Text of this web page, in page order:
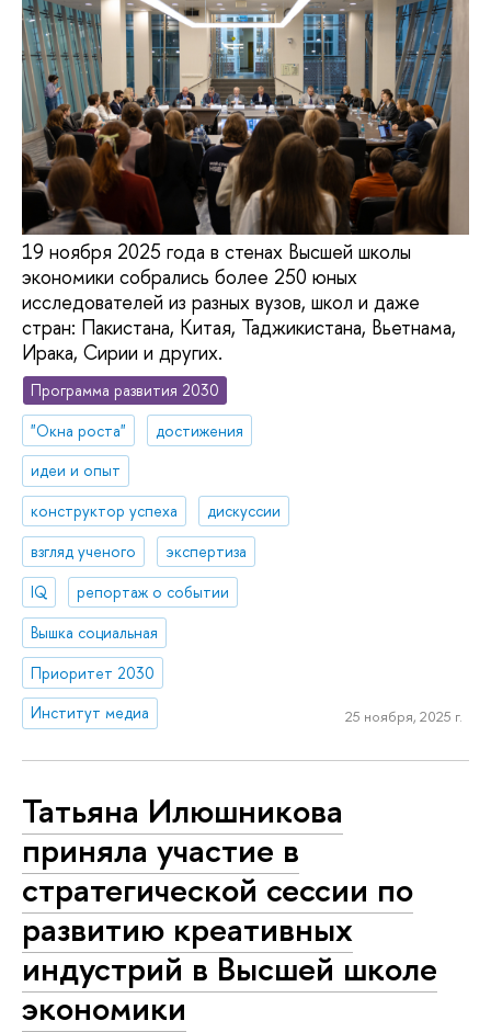
19 ноября 2025 года в стенах Высшей школы
экономики собрались более 250 юных
исследователей из разных вузов, школ и даже
стран: Пакистана, Китая, Таджикистана, Вьетнама,
Ирака, Сирии и других.
Программа развития 2030
"Окна роста"
достижения
идеи и опыт
конструктор успеха
дискуссии
взгляд ученого
экспертиза
IQ
репортаж о событии
Вышка социальная
Приоритет 2030
Институт медиа
25 ноября, 2025 г.
Татьяна Илюшникова
приняла участие в
стратегической сессии по
развитию креативных
индустрий в Высшей школе
экономики